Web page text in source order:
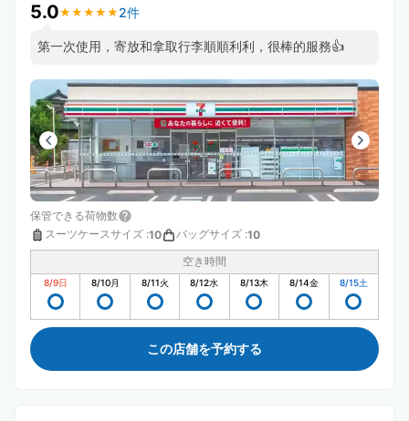
5.0★ ★ ★ ★ ★
★ ★ ★ ★ ★ 2件
第一次使用，寄放和拿取行李順順利利，很棒的服務👍
保管できる荷物数
スーツケースサイズ :10 バッグサイズ :10
空き時間
8/9日 8/10月 8/11火 8/12水 8/13木 8/14金 8/15土
この店舗を予約する